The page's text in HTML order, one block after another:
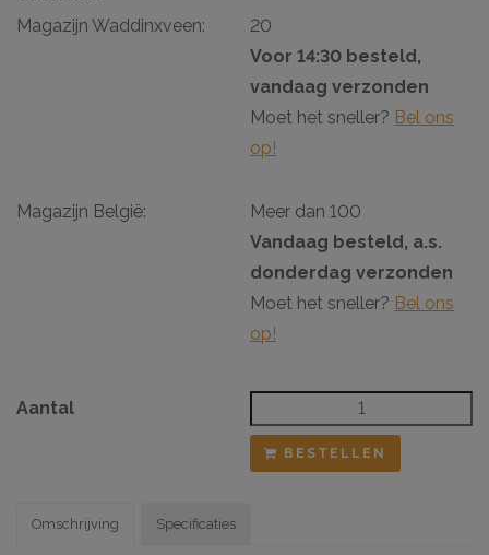
Magazijn Waddinxveen:
20
Voor 14:30 besteld,
vandaag verzonden
Moet het sneller? Bel ons
op!
Magazijn België:
Meer dan 100
Vandaag besteld, a.s.
donderdag verzonden
Moet het sneller? Bel ons
op!
Aantal
BESTELLEN
Omschrijving Specificaties